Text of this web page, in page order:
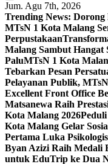
Jum. Agu 7th, 2026
Trending News: Dorong
MTsN 1 Kota Malang
Perpustakaan
Malang Sambut
PaluMTsN 1 Kota
Tebarkan Pesan
Pelayanan Publik,
Excellent Front Office
Matsanewa Raih
Kota Malang 2026
Kota Malang Gelar
Pertama Luka Psikologis
Byan Azizi Raih Medali
untuk EduTrip ke Dua